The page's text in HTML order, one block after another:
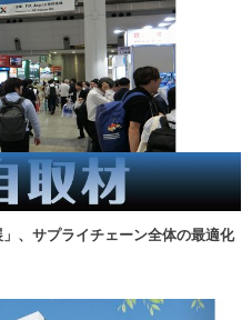
、サプライチェーン全体の最適化